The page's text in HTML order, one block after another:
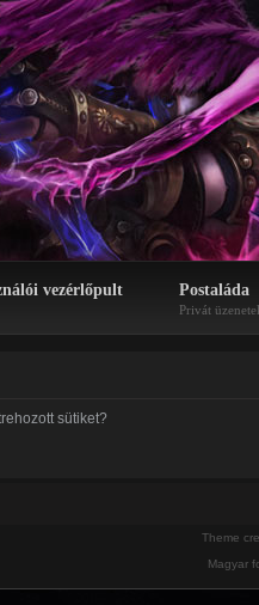
vezérlőpult Postaláda
Privát
sütiket?
Theme
Magyar